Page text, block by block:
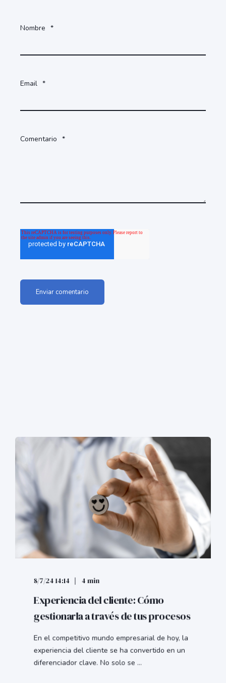
Nombre *
Email *
Comentario *
8/7/24 14:14 4 min
Experiencia del cliente: Cómo
gestionarla a través de tus procesos
En el competitivo mundo empresarial de hoy, la
experiencia del cliente se ha convertido en un
diferenciador clave. No solo se ...